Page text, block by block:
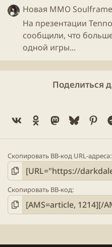
Новая ММО Soulframe
На презентации
сообщили, что
одной игры...
Поделиться
Vk Ok Mastodon
Bluesky
Скопировать BB-код URL-адреса
Скопировать BB-код